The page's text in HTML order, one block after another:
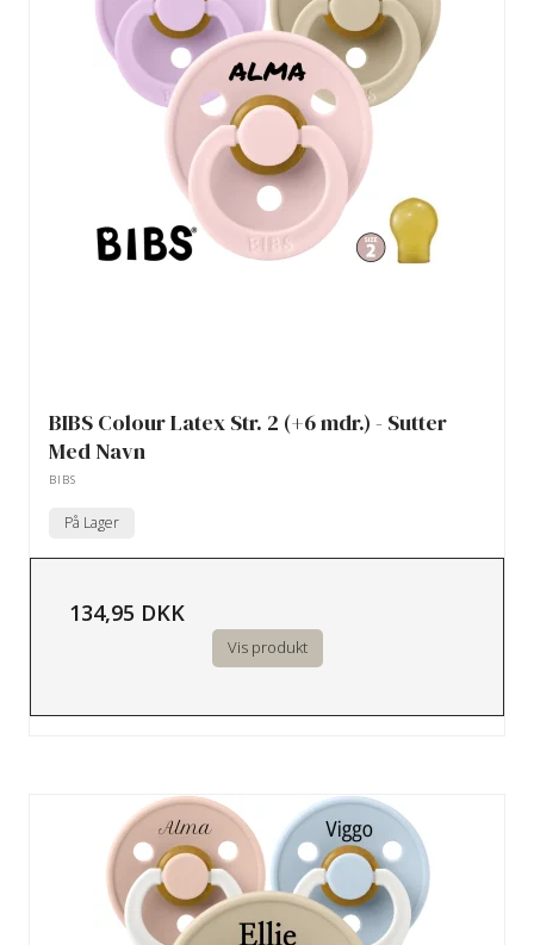
BIBS Colour Latex Str. 2 (+6 mdr.) - Sutter
Med Navn
BIBS
På Lager
134,95 DKK
Vis produkt